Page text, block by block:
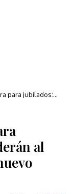
para jubilados:
al